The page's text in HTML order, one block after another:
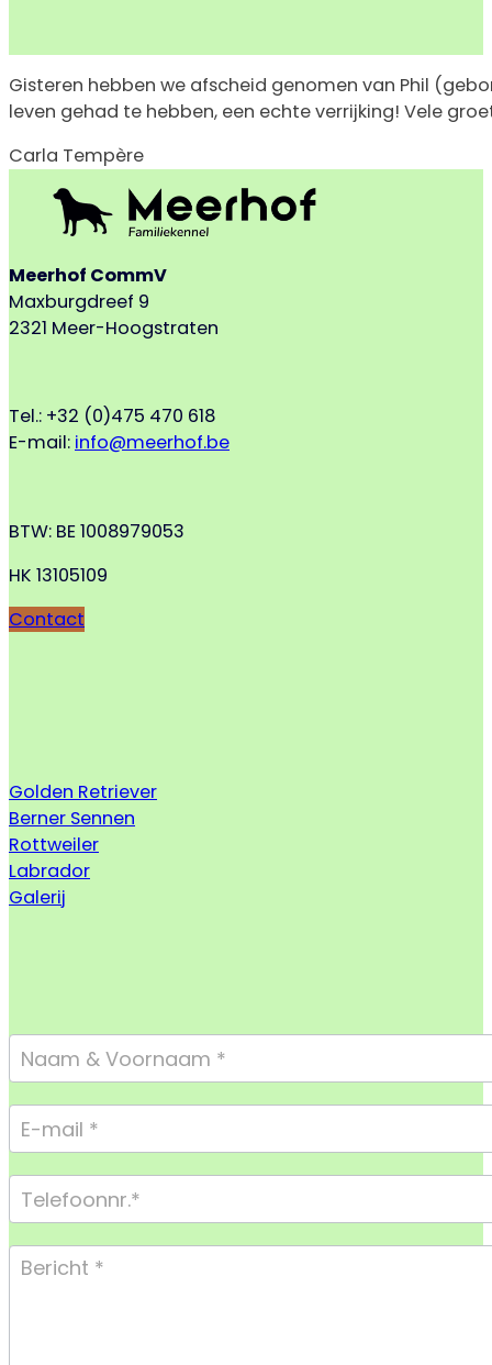
Gisteren hebben we afscheid genomen van Phil
leven gehad te hebben, een echte verrijking! Vele
Carla Tempère
Meerhof CommV
Maxburgdreef 9
2321 Meer-Hoogstraten
Tel.: +32 (0)475 470 618
E-mail: info@meerhof.be
BTW: BE 1008979053
HK 13105109
Contact
Golden Retriever
Berner Sennen
Rottweiler
Labrador
Galerij
Footer
Form
Compact